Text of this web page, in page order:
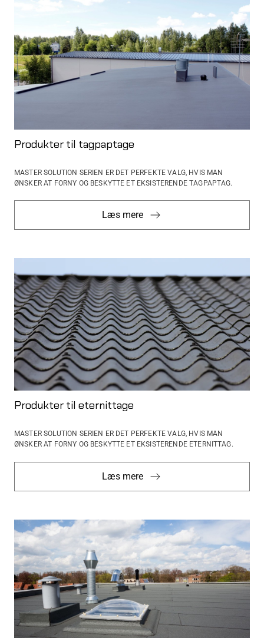
Produkter til tagpaptage
MASTER SOLUTION SERIEN ER DET PERFEKTE VALG, HVIS MAN
ØNSKER AT FORNY OG BESKYTTE ET ​​EKSISTERENDE TAGPAPTAG.
Læs mere
Produkter til eternittage
MASTER SOLUTION SERIEN ER DET PERFEKTE VALG, HVIS MAN
ØNSKER AT FORNY OG BESKYTTE ET ​​EKSISTERENDE ETERNITTAG.
Læs mere